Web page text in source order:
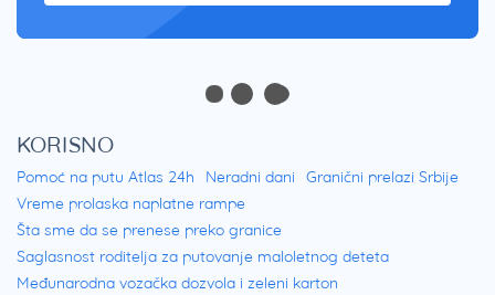
KORISNO
Pomoć na putu Atlas 24h Neradni dani
Granični prelazi Srbije
Vreme prolaska naplatne rampe
Šta sme da se prenese preko granice
Saglasnost roditelja za putovanje maloletnog deteta
Međunarodna vozačka dozvola i zeleni karton